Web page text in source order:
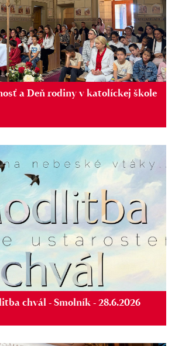
a Deň rodiny v katolíckej škole
chvál - Smolník - 28.6.2026